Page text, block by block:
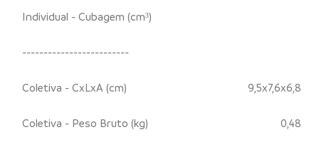
Individual - Cubagem (cm³)
-------------------------
Coletiva - CxLxA (cm) 9,5x7,6x6,8
Coletiva - Peso Bruto (kg) 0,48